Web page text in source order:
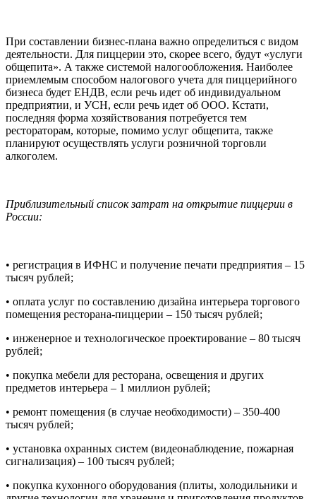
При составлении бизнес-плана важно определиться с видом
деятельности. Для пиццерии это, скорее всего, будут «услуги
общепита». А также системой налогообложения. Наиболее
приемлемым способом налогового учета для пиццерийного
бизнеса будет ЕНДВ, если речь идет об индивидуальном
предприятии, и УСН, если речь идет об ООО. Кстати,
последняя форма хозяйствования потребуется тем
рестораторам, которые, помимо услуг общепита, также
планируют осуществлять услуги розничной торговли
алкоголем.
Приблизительный список затрат на открытие пиццерии в
России:
• регистрация в ИФНС и получение печати предприятия – 15
тысяч рублей;
• оплата услуг по составлению дизайна интерьера торгового
помещения ресторана-пиццерии – 150 тысяч рублей;
• инженерное и технологическое проектирование – 80 тысяч
рублей;
• покупка мебели для ресторана, освещения и других
предметов интерьера – 1 миллион рублей;
• ремонт помещения (в случае необходимости) – 350-400
тысяч рублей;
• установка охранных систем (видеонаблюдение, пожарная
сигнализация) – 100 тысяч рублей;
• покупка кухонного оборудования (плиты, холодильники и